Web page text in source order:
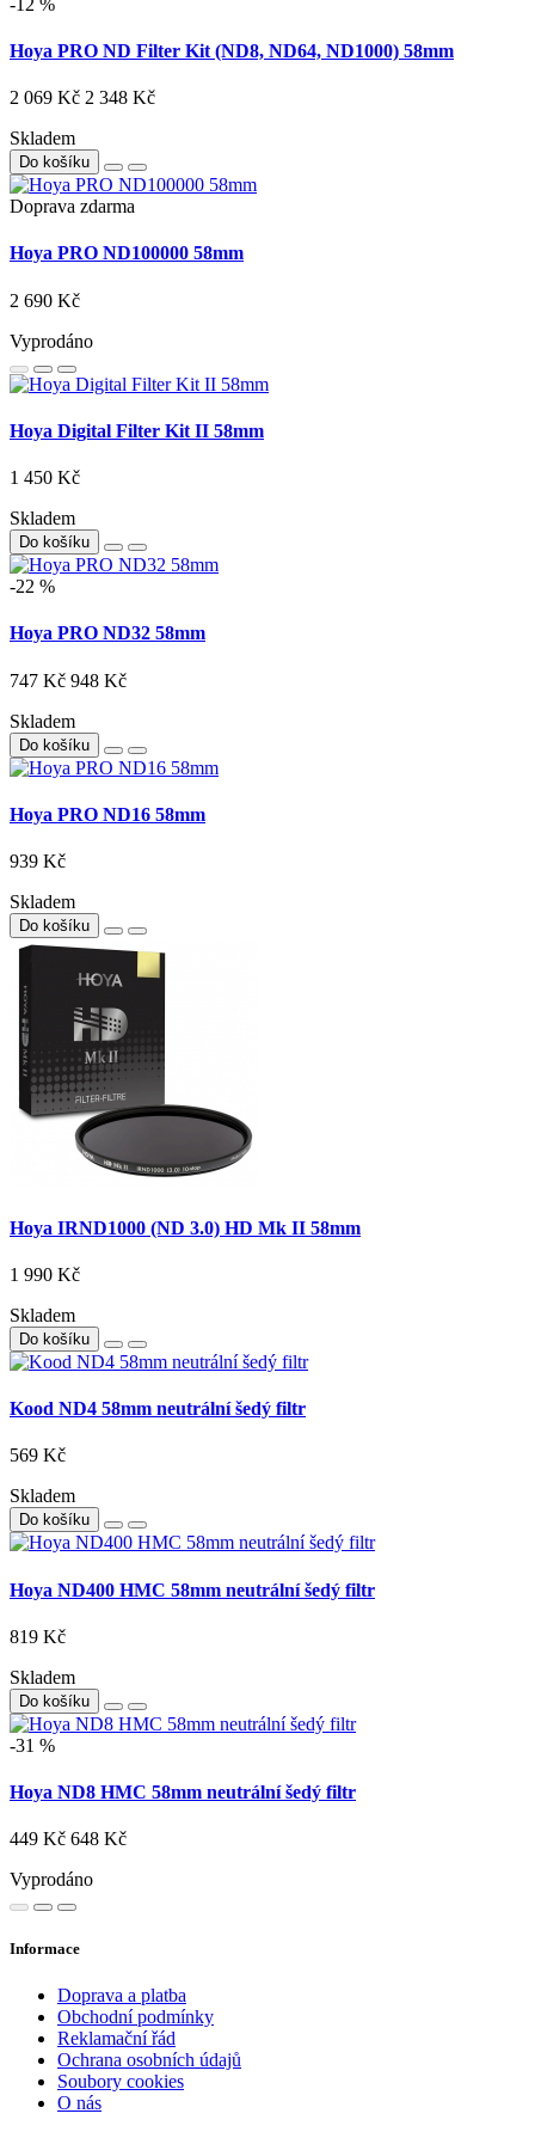
Hoya PRO ND Filter Kit (ND8, ND64, ND1000) 58mm
2 069 Kč 2 348 Kč
Skladem
Do košíku
Doprava zdarma
Hoya PRO ND100000 58mm
2 690 Kč
Vyprodáno
Hoya Digital Filter Kit II 58mm
1 450 Kč
Skladem
Do košíku
-22 %
Hoya PRO ND32 58mm
747 Kč 948 Kč
Skladem
Do košíku
Hoya PRO ND16 58mm
939 Kč
Skladem
Do košíku
Hoya IRND1000 (ND 3.0) HD Mk II 58mm
1 990 Kč
Skladem
Do košíku
Kood ND4 58mm neutrální šedý filtr
569 Kč
Skladem
Do košíku
Hoya ND400 HMC 58mm neutrální šedý filtr
819 Kč
Skladem
Do košíku
-31 %
Hoya ND8 HMC 58mm neutrální šedý filtr
449 Kč 648 Kč
Vyprodáno
Informace
Doprava a platba
Obchodní podmínky
Reklamační řád
Ochrana osobních údajů
Soubory cookies
O nás